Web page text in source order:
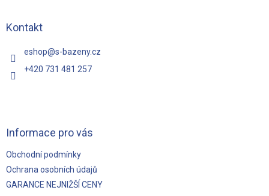
Kontakt
eshop@s-bazeny.cz
+420 731 481 257
Informace pro vás
Obchodní podmínky
Ochrana osobních údajů
GARANCE NEJNIŽŠÍ CENY